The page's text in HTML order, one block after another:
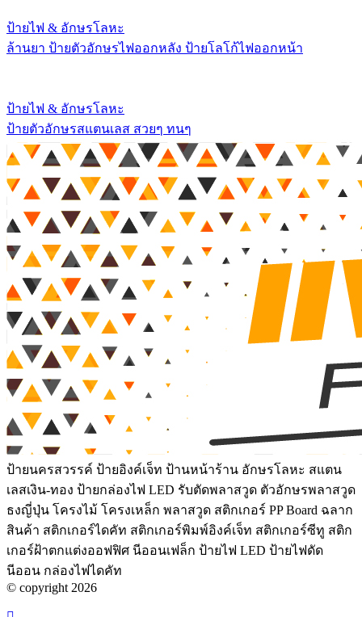
ป้ายไฟ & อักษรโลหะ
ล้านยา ป้ายตัวอักษรไฟออกหลัง ป้ายโลโก้ไฟออกหน้า
ป้ายไฟ & อักษรโลหะ
ป้ายตัวอักษรสแตนเลส สวยๆ ทนๆ
ป้ายนครสวรรค์ ป้ายอิงค์เจ็ท ป้านหน้าร้าน อักษรโลหะ สแตน
เลสเงิน-ทอง ป้ายกล่องไฟ LED รับตัดพลาสวูด ตัวอักษรพลาสวูด
ธงญี่ปุ่น โครงไม้ โครงเหล็ก พลาสวูด สติกเกอร์ PP Board ฉลาก
สินค้า สติกเกอร์ไดคัท สติกเกอร์พิมพ์อิงค์เจ็ท สติกเกอร์ซีทู สติก
เกอร์ฝ้าตกแต่งออฟฟิศ นีออนเฟล็ก ป้ายไฟ LED ป้ายไฟดัด
นีออน กล่องไฟไดคัท
© copyright 2026